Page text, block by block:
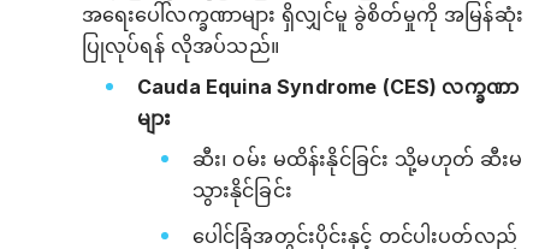
အရေးပေါ်လက္ခဏာများ ရှိလျှင်မူ ခွဲစိတ်မှုကို အမြန်ဆုံး
ပြုလုပ်ရန် လိုအပ်သည်။
Cauda Equina Syndrome (CES) လက္ခဏာ
များ
ဆီး၊ ဝမ်း မထိန်းနိုင်ခြင်း သို့မဟုတ် ဆီးမ
သွားနိုင်ခြင်း
ပေါင်ခြံအတွင်းပိုင်းနှင့် တင်ပါးပတ်လည်